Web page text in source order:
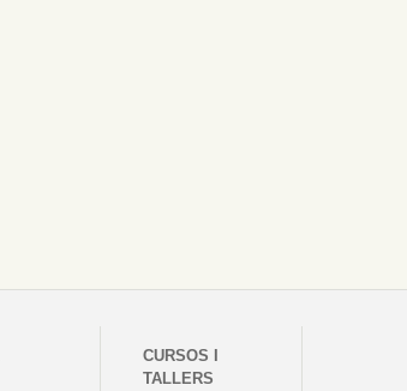
CURSOS I
TALLERS